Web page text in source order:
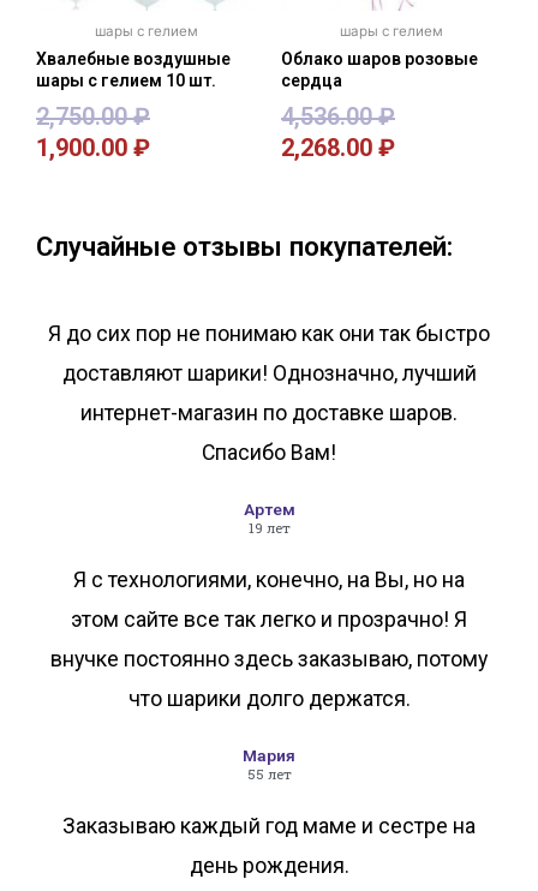
шары с гелием
Хвалебные воздушные
шары с гелием 10 шт.
2,750.00₽
1,900.00 ₽
шары с гелием
Облако шаров розовые
сердца
4,536.00₽
2,268.00 ₽
Случайные отзывы покупателей:
Я до сих пор не понимаю как они так быстро
доставляют шарики! Однозначно, лучший
интернет-магазин по доставке шаров.
Спасибо Вам!
Артем
19 лет
Я с технологиями, конечно, на Вы, но на
этом сайте все так легко и прозрачно! Я
внучке постоянно здесь заказываю, потому
что шарики долго держатся.
Мария
55 лет
Заказываю каждый год маме и сестре на
день рождения.